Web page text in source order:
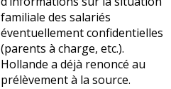
familiale des salariés
éventuellement confidentielles
(parents à charge, etc.).
Hollande a déjà renoncé au
prélèvement à la source.